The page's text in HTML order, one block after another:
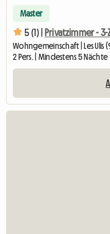
Master
5 (1) | Privatzimmer -
Wohngemeinschaft | Les Ulis
2 Pers. | Mindestens 5 Nächte